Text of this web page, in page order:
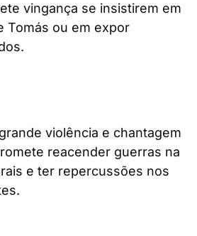
vingança se insistirem em
Tomás ou em expor
violência e chantagem
reacender guerras na
e ter repercussões nos